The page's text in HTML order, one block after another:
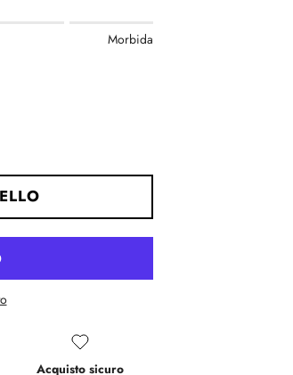
Morbida
Acquisto sicuro